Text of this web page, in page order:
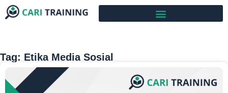
Tag: Etika Media Sosial